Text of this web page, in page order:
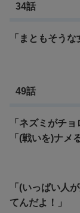
34話
「まともそう
49話
「ネズミがチ
「(戦いを)ナメ
「(いっぱい人
てんだよ！」